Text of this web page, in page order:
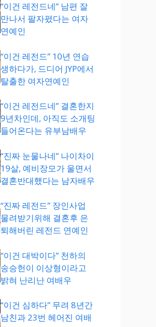
“이건 레전드네” 남편 잘
만나서 팔자폈다는 여자
연예인
“이건 레전드” 10년 연습
생하다가, 드디어 JYP에서
탈출한 여자연예인
“이건 레전드네” 결혼한지
9년차인데, 아직도 소개팅
들어온다는 유부남배우
“진짜 눈물나네” 나이차이
19살, 예비장모가 울면서
결혼반대했다는 남자배우
“진짜 레전드” 장인사업
물려받기위해 결혼후 은
퇴해버린 레전드 연예인
“이건 대박이다” 천하의
송승헌이 이상형이라고
밝혀 난리난 여배우
“이건 심하다” 무려 8년간
남친과 23번 헤어진 여배